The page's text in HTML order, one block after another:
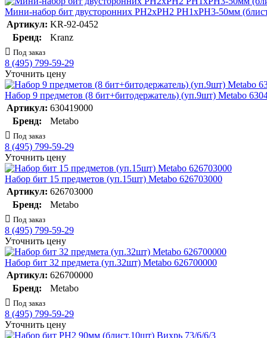
Мини-набор бит двусторонних PH2xPH2 PH1xPH3-50мм
Артикул: KR-92-0452
Бренд:
Kranz
Под заказ
8 (495) 799-59-29
Уточнить цену
Набор 9 предметов (8 бит+битодержатель) (уп.9шт) Metabo
Артикул: 630419000
Бренд:
Metabo
Под заказ
8 (495) 799-59-29
Уточнить цену
Набор бит 15 предметов (уп.15шт) Metabo 626703000
Артикул: 626703000
Бренд:
Metabo
Под заказ
8 (495) 799-59-29
Уточнить цену
Набор бит 32 предмета (уп.32шт) Metabo 626700000
Артикул: 626700000
Бренд:
Metabo
Под заказ
8 (495) 799-59-29
Уточнить цену